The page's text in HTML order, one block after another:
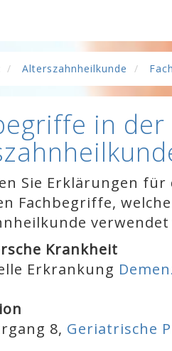
Alterszahnheilkunde
in der
Sie Erklärungen für
Fachbegriffe,
verwendet
Krankheit
Erkrankung
8, Geriatrische